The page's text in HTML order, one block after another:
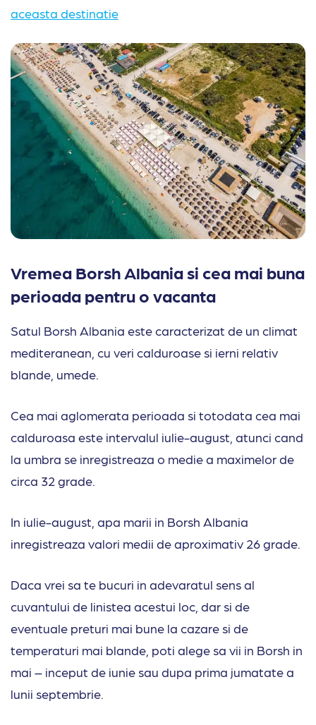
aceasta destinatie
Vremea Borsh Albania si cea mai buna
perioada pentru o vacanta
Satul Borsh Albania este caracterizat de un climat
mediteranean, cu veri calduroase si ierni relativ
blande, umede.
Cea mai aglomerata perioada si totodata cea mai
calduroasa este intervalul iulie-august, atunci cand
la umbra se inregistreaza o medie a maximelor de
circa 32 grade.
In iulie-august, apa marii in Borsh Albania
inregistreaza valori medii de aproximativ 26 grade.
Daca vrei sa te bucuri in adevaratul sens al
cuvantului de linistea acestui loc, dar si de
eventuale preturi mai bune la cazare si de
temperaturi mai blande, poti alege sa vii in Borsh in
mai – inceput de iunie sau dupa prima jumatate a
lunii septembrie.